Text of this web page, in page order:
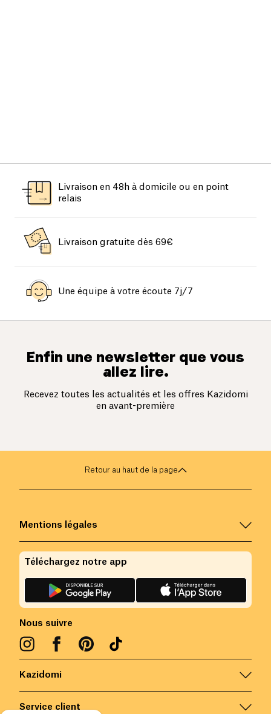
Livraison en 48h à domicile ou en point
relais
Livraison gratuite dès 69€
Une équipe à votre écoute 7j/7
Enfin une newsletter que vous
allez lire.
Recevez toutes les actualités et les offres Kazidomi
en avant-première
Retour au haut de la page
Kazidomi
Service client
Mentions légales
Nous suivre
Téléchargez notre app